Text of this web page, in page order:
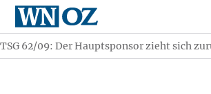
62/09: Der Hauptsponsor zieht sich